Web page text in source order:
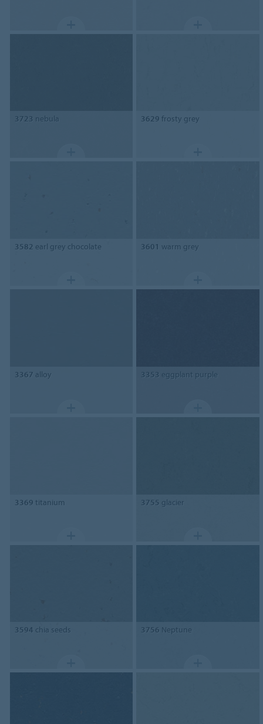
3723 nebula 3629 frosty grey
3582 earl grey chocolate 3601 warm grey
3367 alloy 3353 eggplant purple
3369 titanium 3755 glacier
3594 chia seeds 3756 Neptune